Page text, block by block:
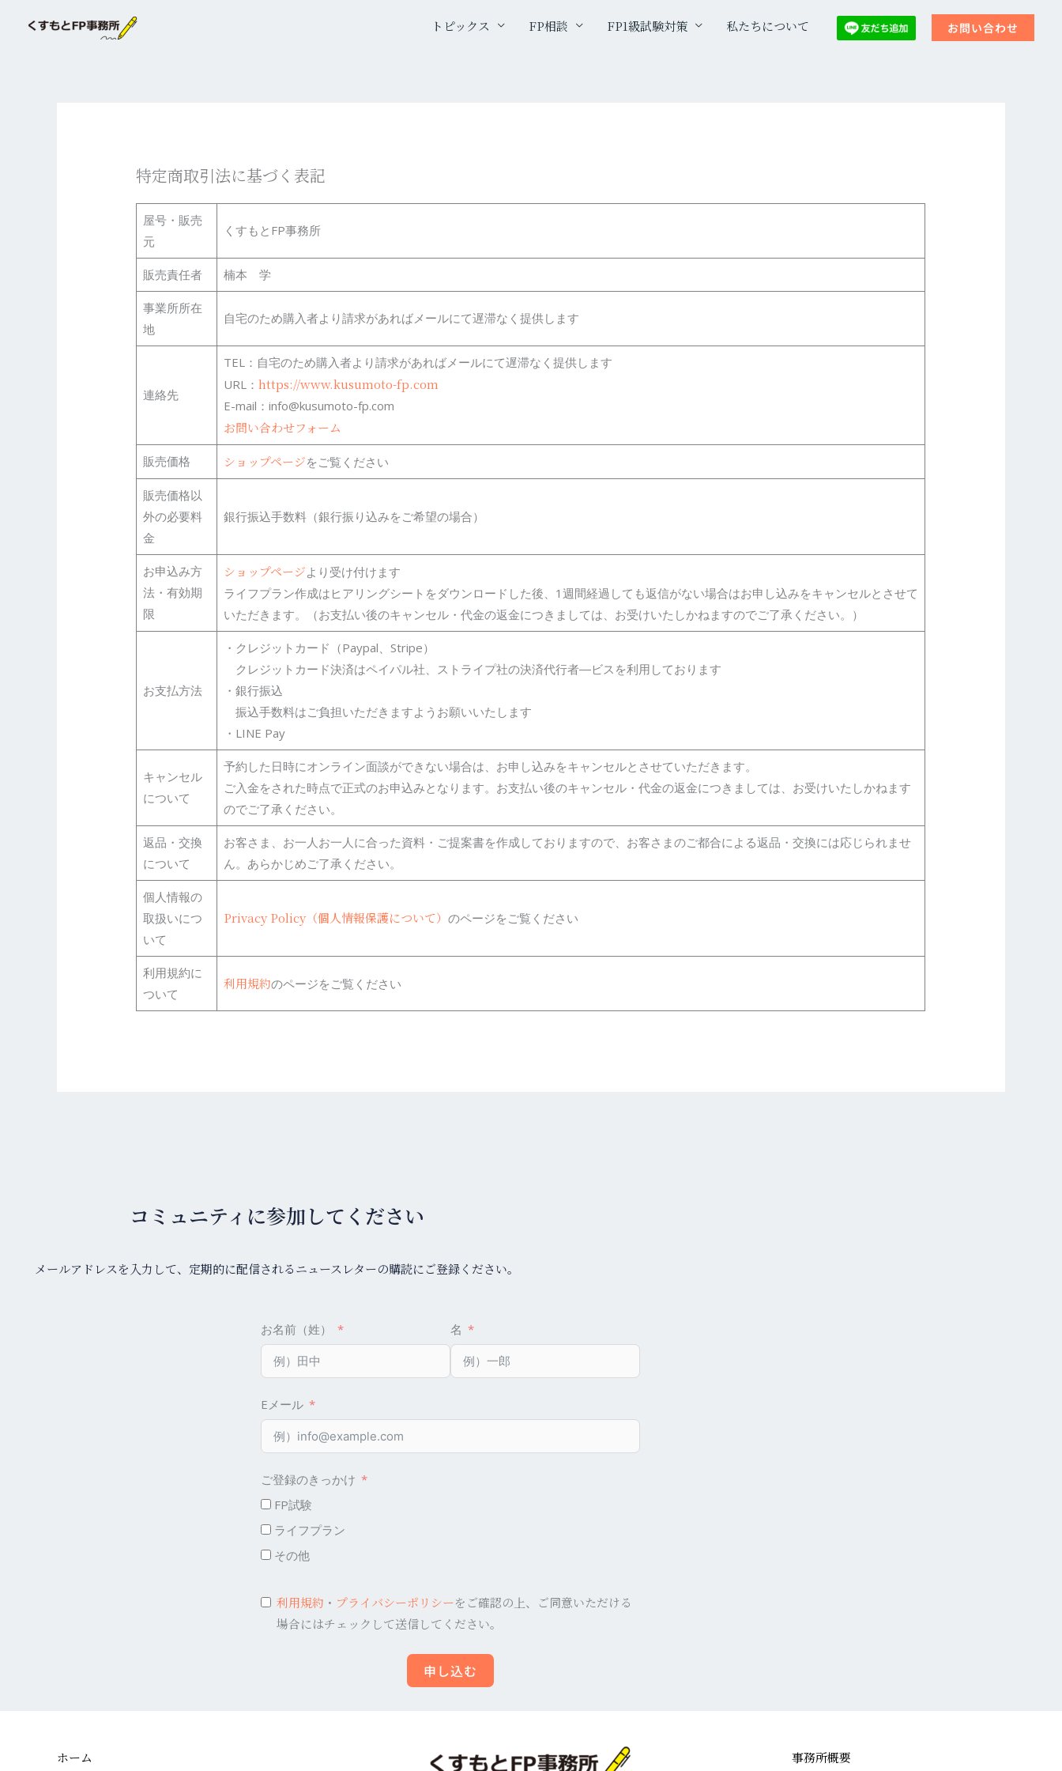
トピックス FP相談 FP1級試験対策 私たちについて お問い合わせ
特定商取引法に基づく表記
屋号・販売
元
くすもとFP事務所
販売責任者 楠本 学
事業所所在
地
自宅のため購入者より請求があればメールにて遅滞なく提供します
連絡先
TEL：自宅のため購入者より請求があればメールにて遅滞なく提供します
URL： https://www.kusumoto-fp.com
E-mail：info@kusumoto-fp.com
お問い合わせフォーム
販売価格 ショップページをご覧ください
販売価格以
外の必要料
金
銀行振込手数料（銀行振り込みをご希望の場合）
お申込み方
法・有効期
限
ショップページより受け付けます
ライフプラン作成はヒアリングシートをダウンロードした後、1週間経過しても返信がない場合はお申し込みをキャンセルとさせて
いただきます。（お支払い後のキャンセル・代金の返金につきましては、お受けいたしかねますのでご了承ください。）
お支払方法
・クレジットカード（Paypal、Stripe）
クレジットカード決済はペイパル社、ストライプ社の決済代行者―ビスを利用しております
・銀行振込
振込手数料はご負担いただきますようお願いいたします
・LINE Pay
キャンセル
について
予約した日時にオンライン面談ができない場合は、お申し込みをキャンセルとさせていただきます。
ご入金をされた時点で正式のお申込みとなります。お支払い後のキャンセル・代金の返金につきましては、お受けいたしかねます
のでご了承ください。
返品・交換
について
お客さま、お一人お一人に合った資料・ご提案書を作成しておりますので、お客さまのご都合による返品・交換には応じられませ
ん。あらかじめご了承ください。
個人情報の
取扱いにつ
いて
Privacy Policy（個人情報保護について） のページをご覧ください
利用規約に
ついて
利用規約のページをご覧ください
コミュニティに参加してください
メールアドレスを入力して、定期的に配信されるニュースレターの購読にご登録ください。
お名前（姓） 名
Eメール
ご登録のきっかけ
FP試験
ライフプラン
その他
利用規約 ・ プライバシーポリシーをご確認の上、ご同意いただける
場合にはチェックして送信してください。
申し込む
ホーム
事務所概要